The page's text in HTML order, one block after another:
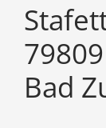
Bad